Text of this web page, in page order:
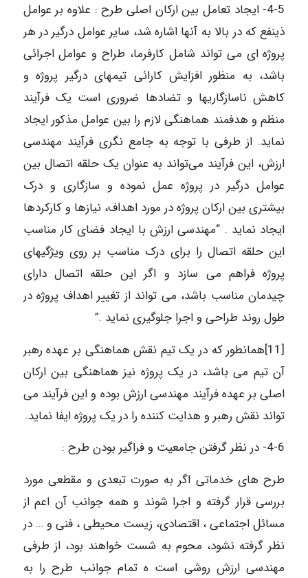
4-5- ایجاد تعامل بین ارکان اصلی طرح : علاوه بر عوامل
ذینفع که در بالا به آنها اشاره شد، سایر عوامل درگیر در هر
پروژه ای می تواند شامل کارفرما، طراح و عوامل اجرائی
باشد، به منظور افزایش کارائی تیمهای درگیر پروژه و
کاهش ناسازگاریها و تضادها ضروری است یک فرآیند
منظم و هدفمند هماهنگی لازم را بین عوامل مذکور ایجاد
نماید. از طرفی با توجه به جامع نگری فرآیند مهندسی
ارزش، این فرآیند می‌تواند به عنوان یک حلقه اتصال بین
عوامل درگیر در پروژه عمل نموده و سازگاری و درک
بیشتری بین ارکان پروژه در مورد اهداف، نیازها و کارکردها
ایجاد نماید . “مهندسی ارزش با ایجاد فضای کار مناسب
این حلقه اتصال را برای درک مناسب بر روی ویژگیهای
پروژه فراهم می سازد و اگر این حلقه اتصال دارای
چیدمان مناسب باشد، می تواند از تغییر اهداف پروژه در
طول روند طراحی و اجرا جلوگیری نماید .”
[11]همانطور که در یک تیم نقش هماهنگی بر عهده رهبر
آن تیم می باشد، در یک پروژه نیز هماهنگی بین ارکان
اصلی بر عهده فرآیند مهندسی ارزش بوده و این فرآیند می
تواند نقش رهبر و هدایت کننده را در یک پروژه ایفا نماید.
4-6- در نظر گرفتن جامعیت و فراگیر بودن طرح :
طرح های خدماتی اگر به صورت تبعدی و مقطعی مورد
بررسی قرار گرفته و اجرا شوند و همه جوانب آن اعم از
مسائل اجتماعی ، اقتصادی، زیست محیطی ، فنی و … در
نظر گرفته نشود، محوم به شست خواهند بود، از طرفی
مهندسی ارزش روشی است ه تمام جوانب طرح را به